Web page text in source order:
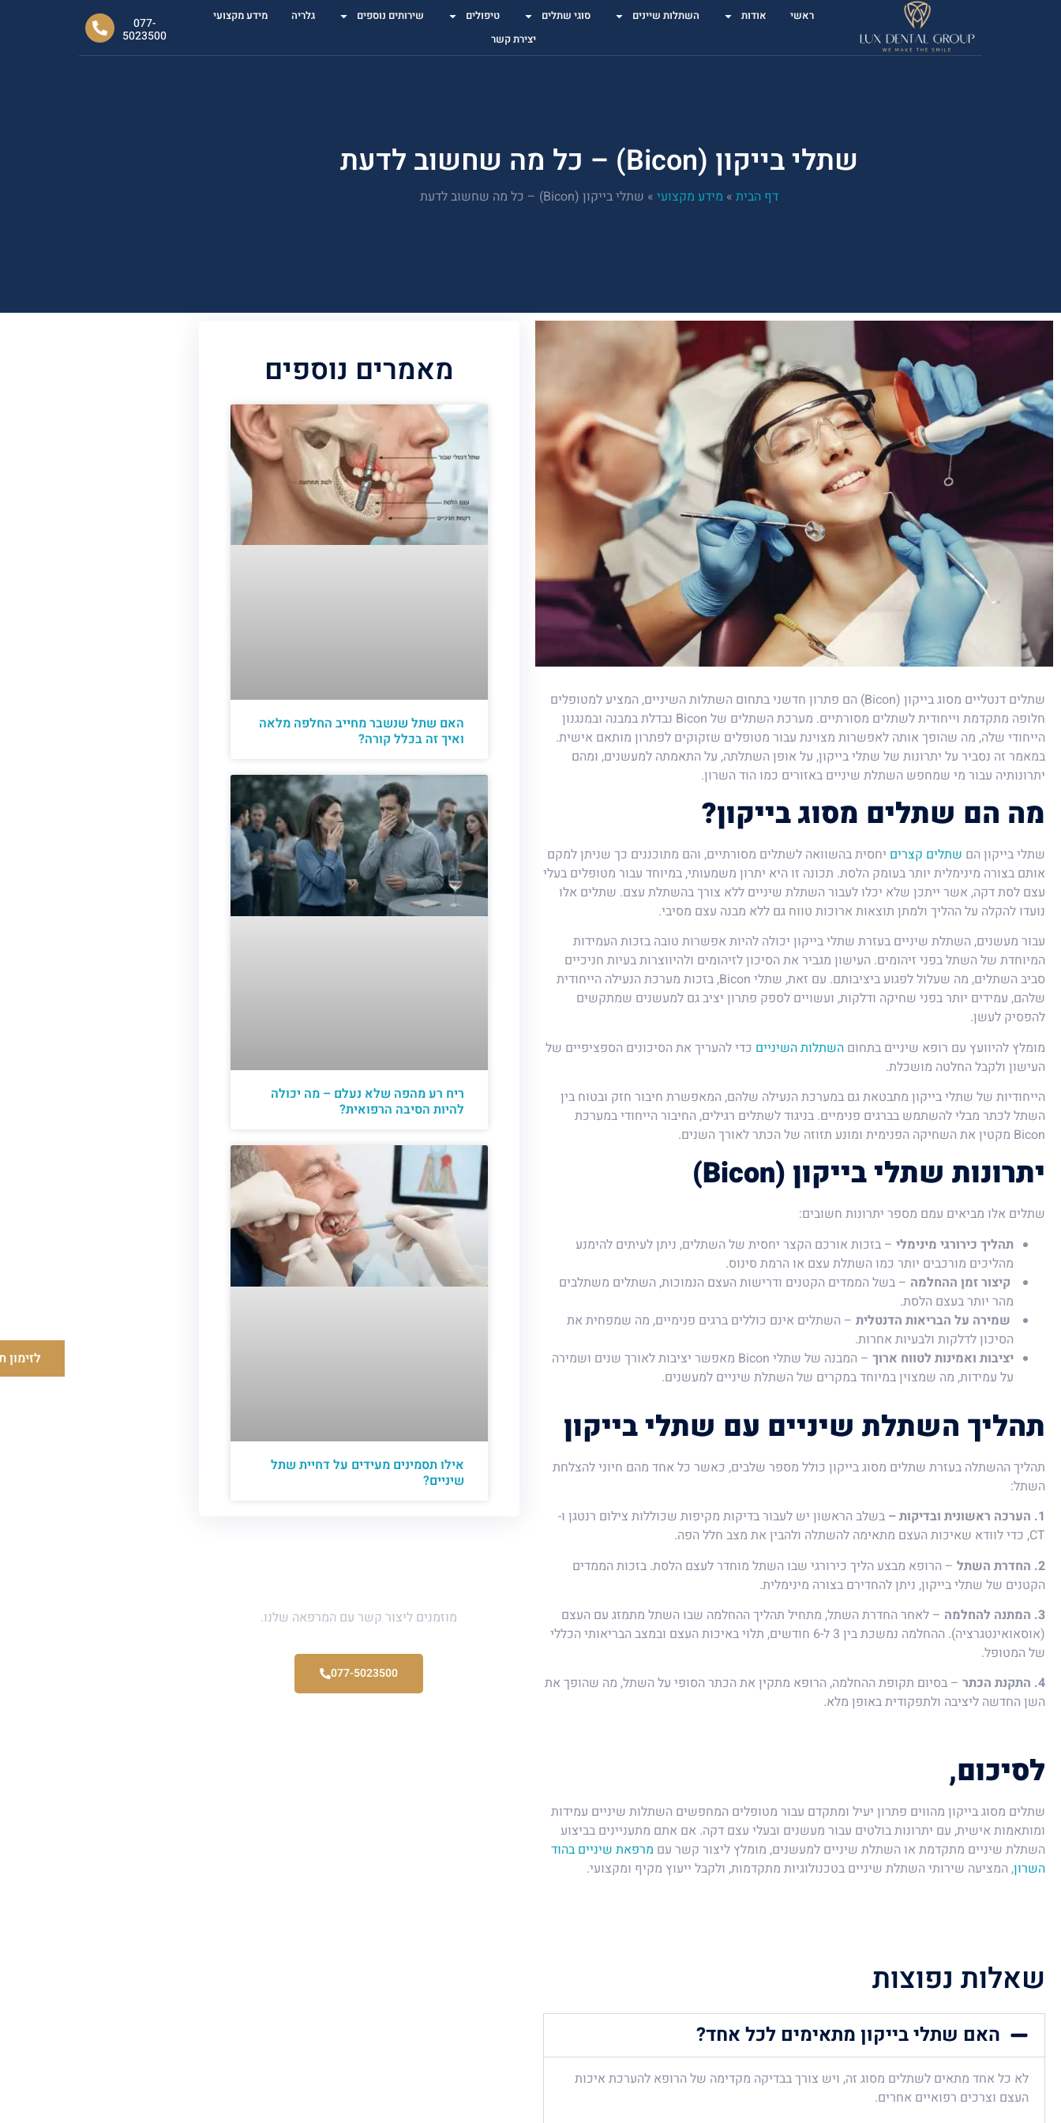
ראשי אודות השתלות שיינים סוגי שתלים טיפולים שירותים נוספים גלריה
מידע מקצועי
יצירת קשר
077-
5023500
לזימון
שתלי בייקון (Bicon) – כל מה שחשוב לדעת
דף הבית » מידע מקצועי » שתלי בייקון (Bicon) – כל מה שחשוב לדעת
שתלים דנטליים מסוג בייקון (Bicon) הם פתרון חדשני בתחום השתלות השיניים, המציע למטופלים
חלופה מתקדמת וייחודית לשתלים מסורתיים. מערכת השתלים של Bicon נבדלת במבנה ובמנגנון
הייחודי שלה, מה שהופך אותה לאפשרות מצוינת עבור מטופלים שזקוקים לפתרון מותאם אישית.
במאמר זה נסביר על יתרונות של שתלי בייקון, על אופן השתלתה, על התאמתה למעשנים, ומהם
יתרונותיה עבור מי שמחפש השתלת שיניים באזורים כמו הוד השרון.
מה הם שתלים מסוג בייקון?
שתלי בייקון הם שתלים קצרים יחסית בהשוואה לשתלים מסורתיים, והם מתוכננים כך שניתן למקם
אותם בצורה מינימלית יותר בעומק הלסת. תכונה זו היא יתרון משמעותי, במיוחד עבור מטופלים בעלי
עצם לסת דקה, אשר ייתכן שלא יכלו לעבור השתלת שיניים ללא צורך בהשתלת עצם. שתלים אלו
נועדו להקלה על ההליך ולמתן תוצאות ארוכות טווח גם ללא מבנה עצם מסיבי.
עבור מעשנים, השתלת שיניים בעזרת שתלי בייקון יכולה להיות אפשרות טובה בזכות העמידות
המיוחדת של השתל בפני זיהומים. העישון מגביר את הסיכון לזיהומים ולהיווצרות בעיות חניכיים
סביב השתלים, מה שעלול לפגוע ביציבותם. עם זאת, שתלי Bicon, בזכות מערכת הנעילה הייחודית
שלהם, עמידים יותר בפני שחיקה ודלקות, ועשויים לספק פתרון יציב גם למעשנים שמתקשים
להפסיק לעשן.
מומלץ להיוועץ עם רופא שיניים בתחום השתלות השיניים כדי להעריך את הסיכונים הספציפיים של
העישון ולקבל החלטה מושכלת.
הייחודיות של שתלי בייקון מתבטאת גם במערכת הנעילה שלהם, המאפשרת חיבור חזק ובטוח בין
השתל לכתר מבלי להשתמש בברגים פנימיים. בניגוד לשתלים רגילים, החיבור הייחודי במערכת
Bicon מקטין את השחיקה הפנימית ומונע תזוזה של הכתר לאורך השנים.
יתרונות שתלי בייקון (Bicon)
שתלים אלו מביאים עמם מספר יתרונות חשובים:
תהליך כירורגי מינימלי – בזכות אורכם הקצר יחסית של השתלים, ניתן לעיתים להימנע
מהליכים מורכבים יותר כמו השתלת עצם או הרמת סינוס.
קיצור זמן ההחלמה – בשל הממדים הקטנים ודרישות העצם הנמוכות, השתלים משתלבים
מהר יותר בעצם הלסת.
שמירה על הבריאות הדנטלית – השתלים אינם כוללים ברגים פנימיים, מה שמפחית את
הסיכון לדלקות ולבעיות אחרות.
יציבות ואמינות לטווח ארוך
– המבנה של שתלי Bicon מאפשר יציבות לאורך שנים ושמירה
על עמידות, מה שמצוין במיוחד במקרים של השתלת שיניים למעשנים.
תהליך השתלת שיניים עם שתלי בייקון
תהליך ההשתלה בעזרת שתלים מסוג בייקון כולל מספר שלבים, כאשר כל אחד מהם חיוני להצלחת
השתל:
1. הערכה ראשונית ובדיקות –
בשלב הראשון יש לעבור בדיקות מקיפות שכוללות צילום רנטגן ו-
CT, כדי לוודא שאיכות העצם מתאימה להשתלה ולהבין את מצב חלל הפה.
2. החדרת השתל
– הרופא מבצע הליך כירורגי שבו השתל מוחדר לעצם הלסת. בזכות הממדים
הקטנים של שתלי בייקון, ניתן להחדירם בצורה מינימלית.
3. המתנה להחלמה
– לאחר החדרת השתל, מתחיל תהליך ההחלמה שבו השתל מתמזג עם העצם
(אוסאואינטגרציה). ההחלמה נמשכת בין 3 ל-6 חודשים, תלוי באיכות העצם ובמצב הבריאותי הכללי
של המטופל.
4. התקנת הכתר
– בסיום תקופת ההחלמה, הרופא מתקין את הכתר הסופי על השתל, מה שהופך את
השן החדשה ליציבה ולתפקודית באופן מלא.
לסיכום,
שתלים מסוג בייקון מהווים פתרון יעיל ומתקדם עבור מטופלים המחפשים השתלות שיניים עמידות
ומותאמות אישית, עם יתרונות בולטים עבור מעשנים ובעלי עצם דקה. אם אתם מתעניינים בביצוע
השתלת שיניים מתקדמת או השתלת שיניים למעשנים, מומלץ ליצור קשר עם מרפאת שיניים בהוד
השרון, המציעה שירותי השתלת שיניים בטכנולוגיות מתקדמות, ולקבל ייעוץ מקיף ומקצועי.
שאלות נפוצות
האם שתלי בייקון מתאימים לכל אחד?
לא כל אחד מתאים לשתלים מסוג זה, ויש צורך בבדיקה מקדימה של הרופא להערכת איכות
העצם וצרכים רפואיים אחרים.
מאמרים נוספים
האם שתל שנשבר מחייב החלפה מלאה
ואיך זה בכלל קורה?
ריח רע מהפה שלא נעלם – מה יכולה
להיות הסיבה הרפואית?
אילו תסמינים מעידים על דחיית שתל
שיניים?
מוזמנים ליצור קשר עם המרפאה שלנו.
077-5023500